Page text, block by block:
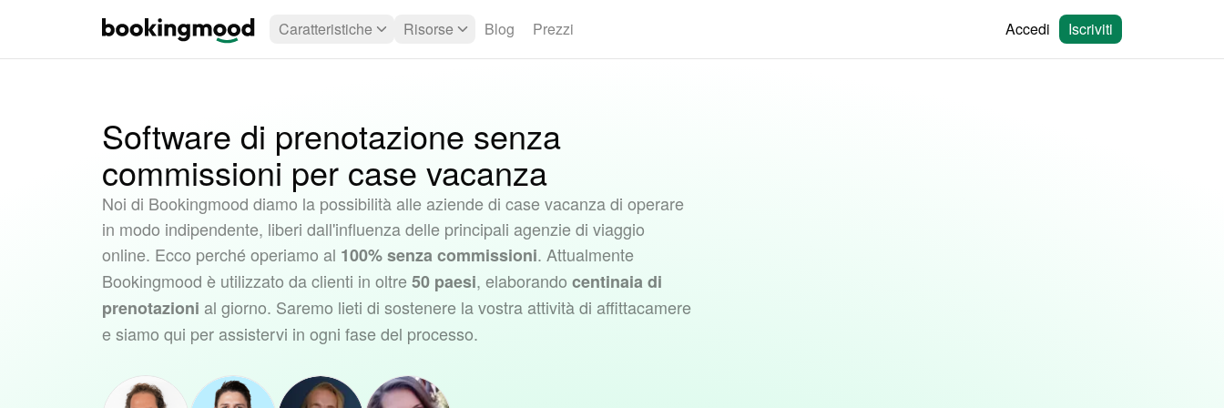
Caratteristiche Risorse Blog Prezzi Accedi Iscriviti
Software di prenotazione senza
commissioni per case vacanza
Noi di Bookingmood diamo la possibilità alle aziende di case vacanza di operare
in modo indipendente, liberi dall'influenza delle principali agenzie di viaggio
online. Ecco perché operiamo al 100% senza commissioni. Attualmente
Bookingmood è utilizzato da clienti in oltre50 paesi, elaborando centinaia di
prenotazioni al giorno. Saremo lieti di sostenere la vostra attività di affittacamere
e siamo qui per assistervi in ogni fase del processo.